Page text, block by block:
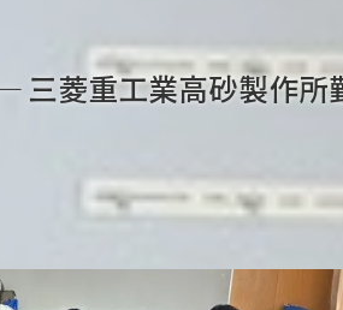
― 三菱重工業高砂製